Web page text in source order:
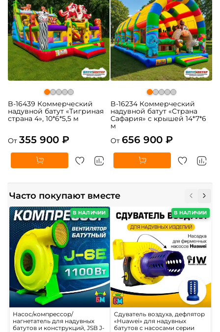
B-16439 Коммерческий
надувной батут «Тигриная
страна 4», 10*6*5,5 м
От 355 900 ₽
B-16234 Коммерческий
надувной батут «Страна
Сафария» с крышей 14*7*6
м
От 656 900 ₽
Часто покупают вместе
В НАЛИЧИИ
Насос/компрессор/
нагнетатель для надувных
батутов и конструкций, JSB J-
В НАЛИЧИИ
Сдуватель воздуха, дефлятор
«Huawei» для надувных
батутов с насосами серии